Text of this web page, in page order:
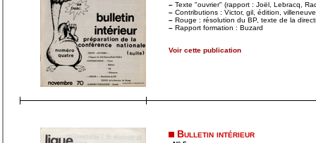
– Texte "ouvrier" (rapport : Joël, Lebracq,
– Contributions : Victor, gil, édition, villeneuve
– Rouge : résolution du BP, texte de la
– Rapport formation : Buzard
Voir cette publication
Bulletin intérieur